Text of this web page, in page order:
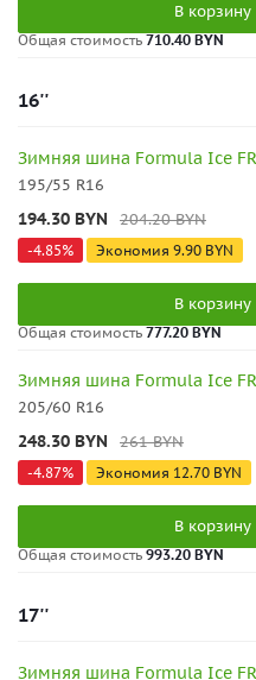
В корзину
Общая стоимость 710.40 BYN
16''
Зимняя шина Formula Ice
195/55 R16
194.30 BYN 204.20BYN
-4.85% Экономия 9.90 BYN
В корзину
Общая стоимость 777.20 BYN
Зимняя шина Formula Ice
205/60 R16
248.30 BYN 261BYN
-4.87% Экономия 12.70 BYN
В корзину
Общая стоимость 993.20 BYN
17''
Зимняя шина Formula Ice